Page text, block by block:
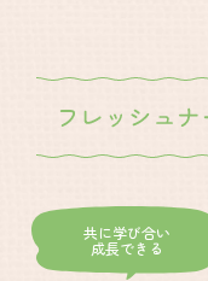
共に学び合い
成長できる